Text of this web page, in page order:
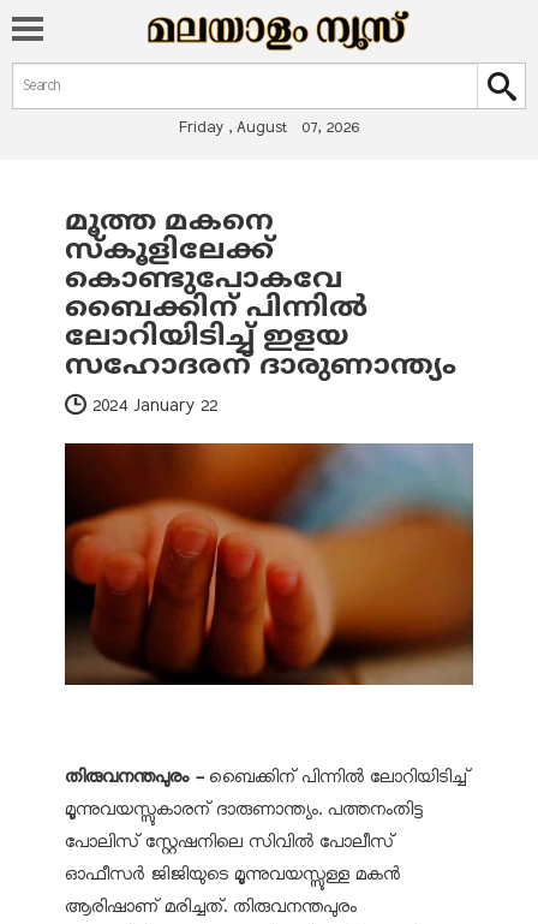
Search form
Search
Friday , August 07, 2026
You are here
മൂത്ത മകനെ
സ്‌കൂളിലേക്ക്
കൊണ്ടുപോകവേ
ബൈക്കിന് പിന്നിൽ
ലോറിയിടിച്ച് ഇളയ
സഹോദരന് ദാരുണാന്ത്യം
2024 January 22
തിരുവനന്തപുരം - ബൈക്കിന് പിന്നിൽ ലോറിയിടിച്ച്
മൂന്നുവയസ്സുകാരന് ദാരുണാന്ത്യം. പത്തനംതിട്ട
പോലിസ് സ്റ്റേഷനിലെ സിവിൽ പോലീസ്
ഓഫീസർ ജിജിയുടെ മൂന്നുവയസ്സുള്ള മകൻ
ആരിഷാണ് മരിച്ചത്. തിരുവനന്തപുരം